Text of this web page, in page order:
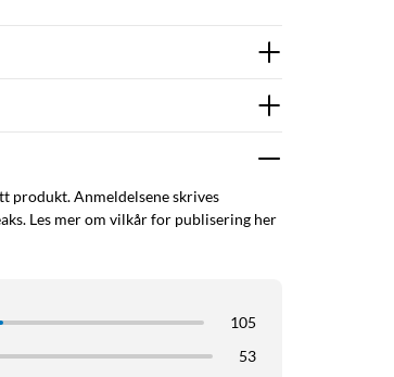
produkt. Anmeldelsene skrives
Les mer om vilkår for publisering her
105
53